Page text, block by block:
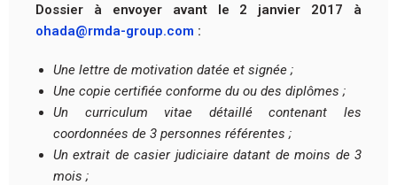
Dossier à envoyer avant le 2 janvier 2017 à
ohada@rmda-group.com :
Une lettre de motivation datée et signée ;
Une copie certifiée conforme du ou des diplômes ;
Un curriculum vitae détaillé contenant les
coordonnées de 3 personnes référentes ;
Un extrait de casier judiciaire datant de moins de 3
mois ;